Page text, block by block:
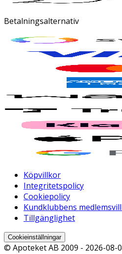
Betalningsalternativ
Köpvillkor
Integritetspolicy
Cookiepolicy
Kundklubbens
Tillgänglighet
Cookieinställningar
© Apoteket AB 2009 - 2026-08-